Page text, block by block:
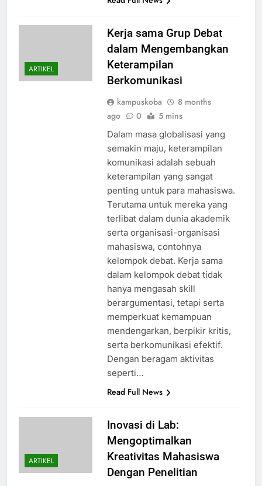
ARTIKEL
Kerja sama Grup Debat
dalam Mengembangkan
Keterampilan
Berkomunikasi
kampuskoba
8 months
ago
0 5 mins
Dalam masa globalisasi yang
semakin maju, keterampilan
komunikasi adalah sebuah
keterampilan yang sangat
penting untuk para mahasiswa.
Terutama untuk mereka yang
terlibat dalam dunia akademik
serta organisasi-organisasi
mahasiswa, contohnya
kelompok debat. Kerja sama
dalam kelompok debat tidak
hanya mengasah skill
berargumentasi, tetapi serta
memperkuat kemampuan
mendengarkan, berpikir kritis,
serta berkomunikasi efektif.
Dengan beragam aktivitas
seperti…
Read Full News
ARTIKEL
Inovasi di Lab:
Mengoptimalkan
Kreativitas Mahasiswa
Dengan Penelitian